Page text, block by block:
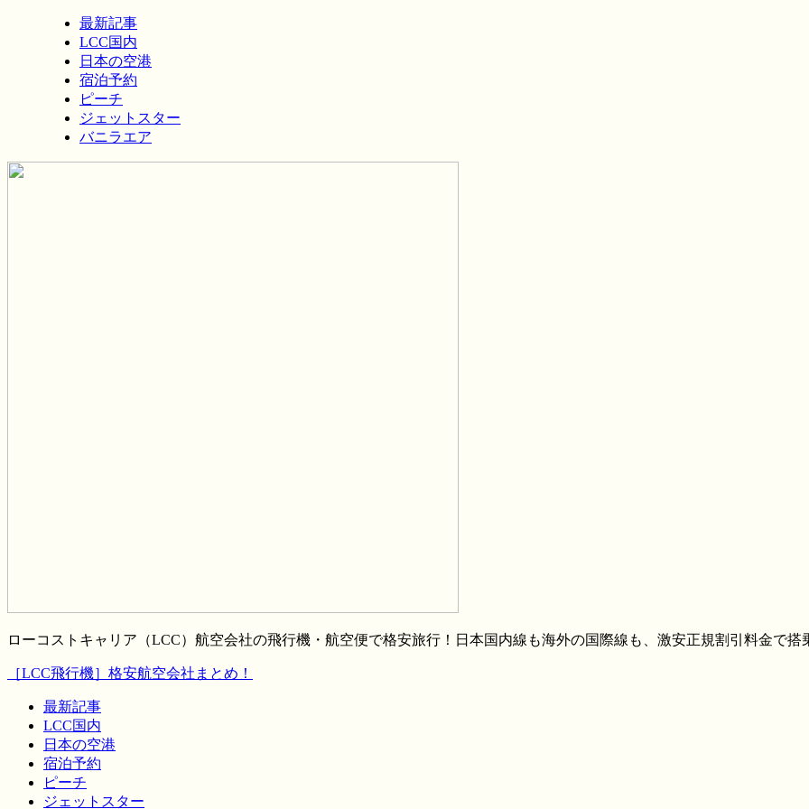
最新記事
LCC国内
日本の空港
宿泊予約
ピーチ
ジェットスター
バニラエア
ローコストキャリア（LCC）航空会社の飛行機・航空便で格安旅行！日本国内線も海外の国際線も、激安正規割引料金で搭
［LCC飛行機］格安航空会社まとめ！
最新記事
LCC国内
日本の空港
宿泊予約
ピーチ
ジェットスター